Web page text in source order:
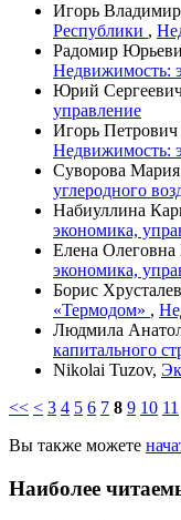
Игорь
Республики ,
Радомир
Недвижимость:
Юрий
управление
Игорь Петрович
Недвижимость:
Суворова
углеродного
Набиуллина
экономика,
Елена
экономика,
Борис
«Термодом» ,
Людмила
капитального
Nikolai Tuzov,
<< < 3 4 5 6 7 8 9 10 11
Вы также можете
Наиболее